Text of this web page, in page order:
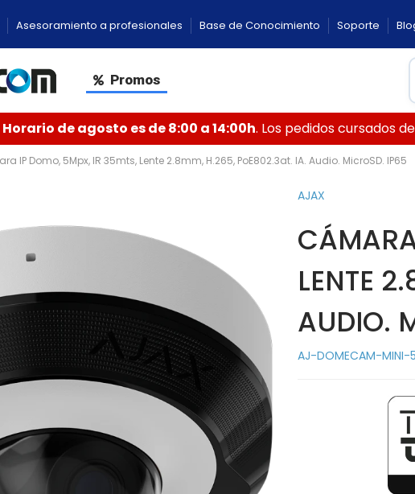
Asesoramiento a profesionales Base de Conocimiento Soporte
Promos
Horario de agosto es de 8:00 a 14:00h. Los pedidos cursados
IP Domo, 5Mpx, IR 35mts, Lente 2.8mm, H.265, PoE802.3at. IA. Audio. MicroSD. IP65
AJAX
LENTE
AUDIO.
AJ-DOMECAM-